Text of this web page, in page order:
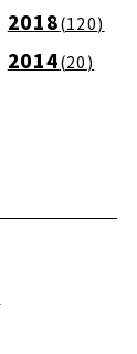
2018(120)
2014(20 )